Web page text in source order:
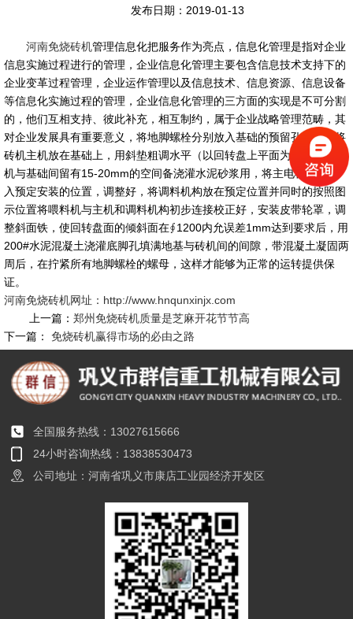
发布日期：2019-01-13
河南免烧砖机管理信息化把服务作为亮点，信息化管理是指对企业
信息实施过程进行的管理，企业信息化管理主要包含信息技术支持下的
企业变革过程管理，企业运作管理以及信息技术、信息资源、信息设备
等信息化实施过程的管理，企业信息化管理的三方面的实现是不可分割
的，他们互相支持、彼此补充，相互制约，属于企业战略管理范畴，其
对企业发展具有重要意义，将地脚螺栓分别放入基础的预留孔内，再将
砖机主机放在基础上，用斜垫粗调水平（以回转盘上平面为基础），砖
机与基础间留有15-20mm的空间备浇灌水泥砂浆用，将主电机装置放
入预定安装的位置，调整好，将调料机构放在预定位置并同时的按照图
示位置将喂料机与主机和调料机构初步连接校正好，安装皮带轮罩，调
整斜面铁，使回转盘面的倾斜面在∮1200内允误差1mm达到要求后，用
200#水泥混凝土浇灌底脚孔填满地基与砖机间的间隙，带混凝土凝固两
周后，在拧紧所有地脚螺栓的螺母，这样才能够为正常的运转提供保
证。
河南免烧砖机网址：http://www.hnqunxinjx.com
上一篇： 郑州免烧砖机质量是芝麻开花节节高
下一篇：
免烧砖机赢得市场的必由之路
全国服务热线：13027615666
24小时咨询热线：13838530473
公司地址：河南省巩义市康店工业园经济开发区